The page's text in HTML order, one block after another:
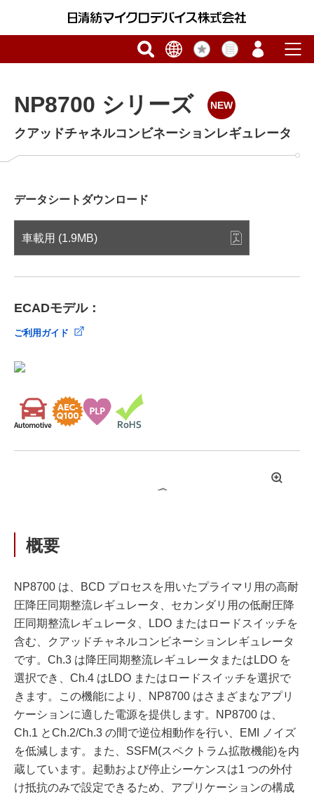
NP8700 シリーズ
クアッドチャネルコンビネーションレギュレータ
データシートダウンロード
車載用 (1.9MB)
ECADモデル：
ご利用ガイド
拡
概要
NP8700 は、BCD プロセスを用いたプライマリ用の高耐
圧降圧同期整流レギュレータ、セカンダリ用の低耐圧降
圧同期整流レギュレータ、LDO またはロードスイッチを
含む、クアッドチャネルコンビネーションレギュレータ
です。Ch.3 は降圧同期整流レギュレータまたはLDO を
選択でき、Ch.4 はLDO またはロードスイッチを選択で
きます。この機能により、NP8700 はさまざまなアプリ
ケーションに適した電源を提供します。NP8700 は、
Ch.1 とCh.2/Ch.3 の間で逆位相動作を行い、EMI ノイズ
を低減します。また、SSFM(スペクトラム拡散機能)を内
蔵しています。起動および停止シーケンスは1 つの外付
け抵抗のみで設定できるため、アプリケーションの構成